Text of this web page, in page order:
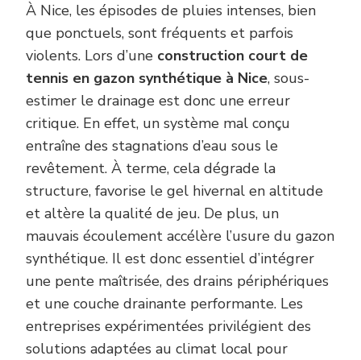
À Nice, les épisodes de pluies intenses, bien
que ponctuels, sont fréquents et parfois
violents. Lors d’une construction court de
tennis en gazon synthétique à Nice, sous-
estimer le drainage est donc une erreur
critique. En effet, un système mal conçu
entraîne des stagnations d’eau sous le
revêtement. À terme, cela dégrade la
structure, favorise le gel hivernal en altitude
et altère la qualité de jeu. De plus, un
mauvais écoulement accélère l’usure du gazon
synthétique. Il est donc essentiel d’intégrer
une pente maîtrisée, des drains périphériques
et une couche drainante performante. Les
entreprises expérimentées privilégient des
solutions adaptées au climat local pour